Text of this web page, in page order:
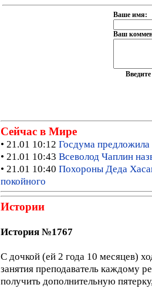
Ваше имя:
Ваш
Сейчас в Мире
• 21.01 10:12 Госдума предложила
• 21.01 10:43 Всеволод Чаплин
• 21.01 10:40 Похороны Деда
покойного
Истории
История №1767
С дочкой (ей 2 года 10 месяцев)
занятия преподаватель каждому
получить дополнительную